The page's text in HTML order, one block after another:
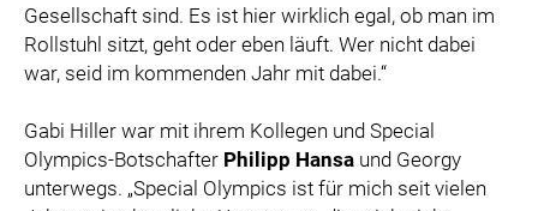
Gesellschaft sind. Es ist hier wirklich egal, ob man im
Rollstuhl sitzt, geht oder eben läuft. Wer nicht dabei
war, seid im kommenden Jahr mit dabei.“
Gabi Hiller war mit ihrem Kollegen und Special
Olympics-Botschafter Philipp Hansa und Georgy
unterwegs. „Special Olympics ist für mich seit vielen